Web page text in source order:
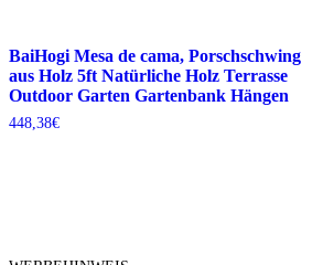
BaiHogi Mesa de cama, Porschschwing
aus Holz 5ft Natürliche Holz Terrasse
Outdoor Garten Gartenbank Hängen
448,38€